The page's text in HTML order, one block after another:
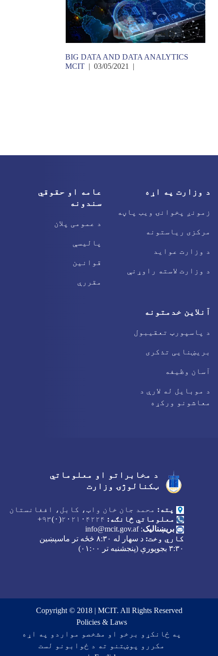
BIG DATA AND DATA ANALYTICS
|
MCIT | 03/05/2021
د وزارت په اړه
زمونږ پخوانۍ ویب پاڼه
مرکزی ریاستونه
د وزارت عواید
د وزارت لاسته راوړنې
عامه او حقوقي
سندونه
د عمومی پلان
پالیسې
قوانین
مقررې
آنلاین خدمتونه
د پاسپورټ تعقیبول
بریښنایی تذکری
آسان وظیفه
د موبایل له لارې د
معاشونو ورکړه
د مخابراتو او معلوماتي
ټکنالوژۍ وزارت
پته: محمد جان خان واټ، کابل، افغانستان
معلوماتي څانګه:
بریښنالیک:
info@mcit.gov.af
کاري وخت: د سهار له ۸:۳۰ څځه تر ماسپښین
۳:۳۰ بجوپورې (پنجشنبه تر ۰۱:۰۰)
Copyright © 2018 | MCIT. All Rights Reserved
Footer menu
Policies & Laws
په ځانکړو برخو او مشخصو مواردو په اړه
مکررو پوښتنو ته د ځوابونو لست